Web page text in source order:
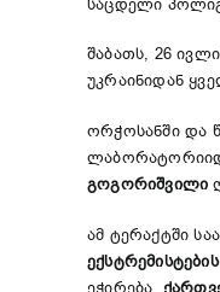
საცდელი
შაბათს, 26
უკრაინიდან
ორჭოსანში და
გოგორიშვილი
ამ ტერაქტში